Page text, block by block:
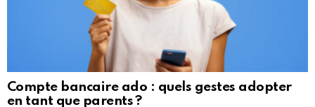
Compte bancaire ado : quels gestes adopter
en tant que parents ?